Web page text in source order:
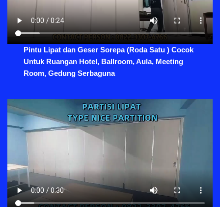
Pintu Lipat dan Geser Sorepa (Roda Satu ) Cocok
Untuk Ruangan Hotel, Ballroom, Aula, Meeting
Room, Gedung Serbaguna